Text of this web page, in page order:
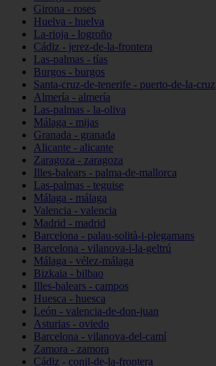
Girona - roses
Huelva - huelva
La-rioja - logroño
Cádiz - jerez-de-la-frontera
Las-palmas - tías
Burgos - burgos
Santa-cruz-de-tenerife - puerto-de-la-cruz
Almería - almería
Las-palmas - la-oliva
Málaga - mijas
Granada - granada
Alicante - alicante
Zaragoza - zaragoza
Illes-balears - palma-de-mallorca
Las-palmas - teguise
Málaga - málaga
Valencia - valencia
Madrid - madrid
Barcelona - palau-solità-i-plegamans
Barcelona - vilanova-i-la-geltrú
Málaga - vélez-málaga
Bizkaia - bilbao
Illes-balears - campos
Huesca - huesca
León - valencia-de-don-juan
Asturias - oviedo
Barcelona - vilanova-del-camí
Zamora - zamora
Cádiz - conil-de-la-frontera